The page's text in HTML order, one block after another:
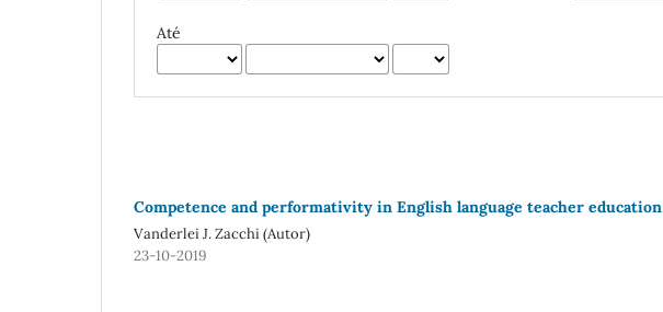
Até
Competence and performativity in English language teacher education
Vanderlei J. Zacchi (Autor)
23-10-2019